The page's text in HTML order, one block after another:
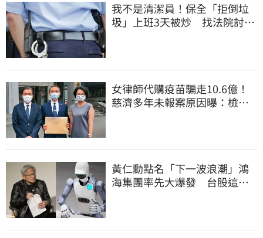
我不是清潔員！保全「拒倒垃
圾」上班3天被炒 找法院討公
女律師代購疫苗騙走10.6億！
慈濟多年未報案原因曝：檢警
黃仁勳點名「下一波浪潮」鴻
海集團率先大爆發 台股這族